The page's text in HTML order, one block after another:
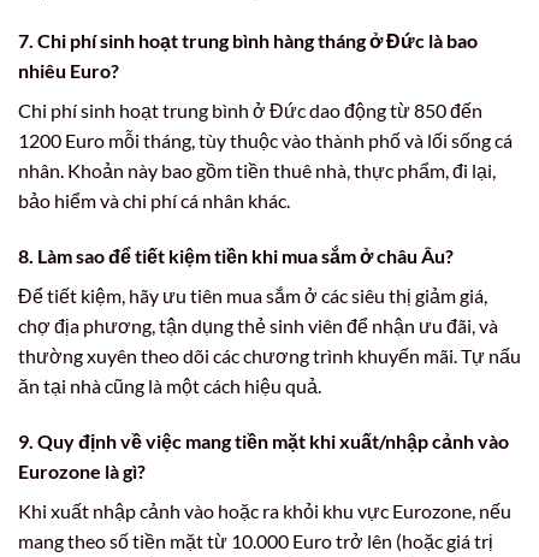
7. Chi phí sinh hoạt trung bình hàng tháng ở Đức là bao
nhiêu Euro?
Chi phí sinh hoạt trung bình ở Đức dao động từ 850 đến
1200 Euro mỗi tháng, tùy thuộc vào thành phố và lối sống cá
nhân. Khoản này bao gồm tiền thuê nhà, thực phẩm, đi lại,
bảo hiểm và chi phí cá nhân khác.
8. Làm sao để tiết kiệm tiền khi mua sắm ở châu Âu?
Để tiết kiệm, hãy ưu tiên mua sắm ở các siêu thị giảm giá,
chợ địa phương, tận dụng thẻ sinh viên để nhận ưu đãi, và
thường xuyên theo dõi các chương trình khuyến mãi. Tự nấu
ăn tại nhà cũng là một cách hiệu quả.
9. Quy định về việc mang tiền mặt khi xuất/nhập cảnh vào
Eurozone là gì?
Khi xuất nhập cảnh vào hoặc ra khỏi khu vực Eurozone, nếu
mang theo số tiền mặt từ 10.000 Euro trở lên (hoặc giá trị